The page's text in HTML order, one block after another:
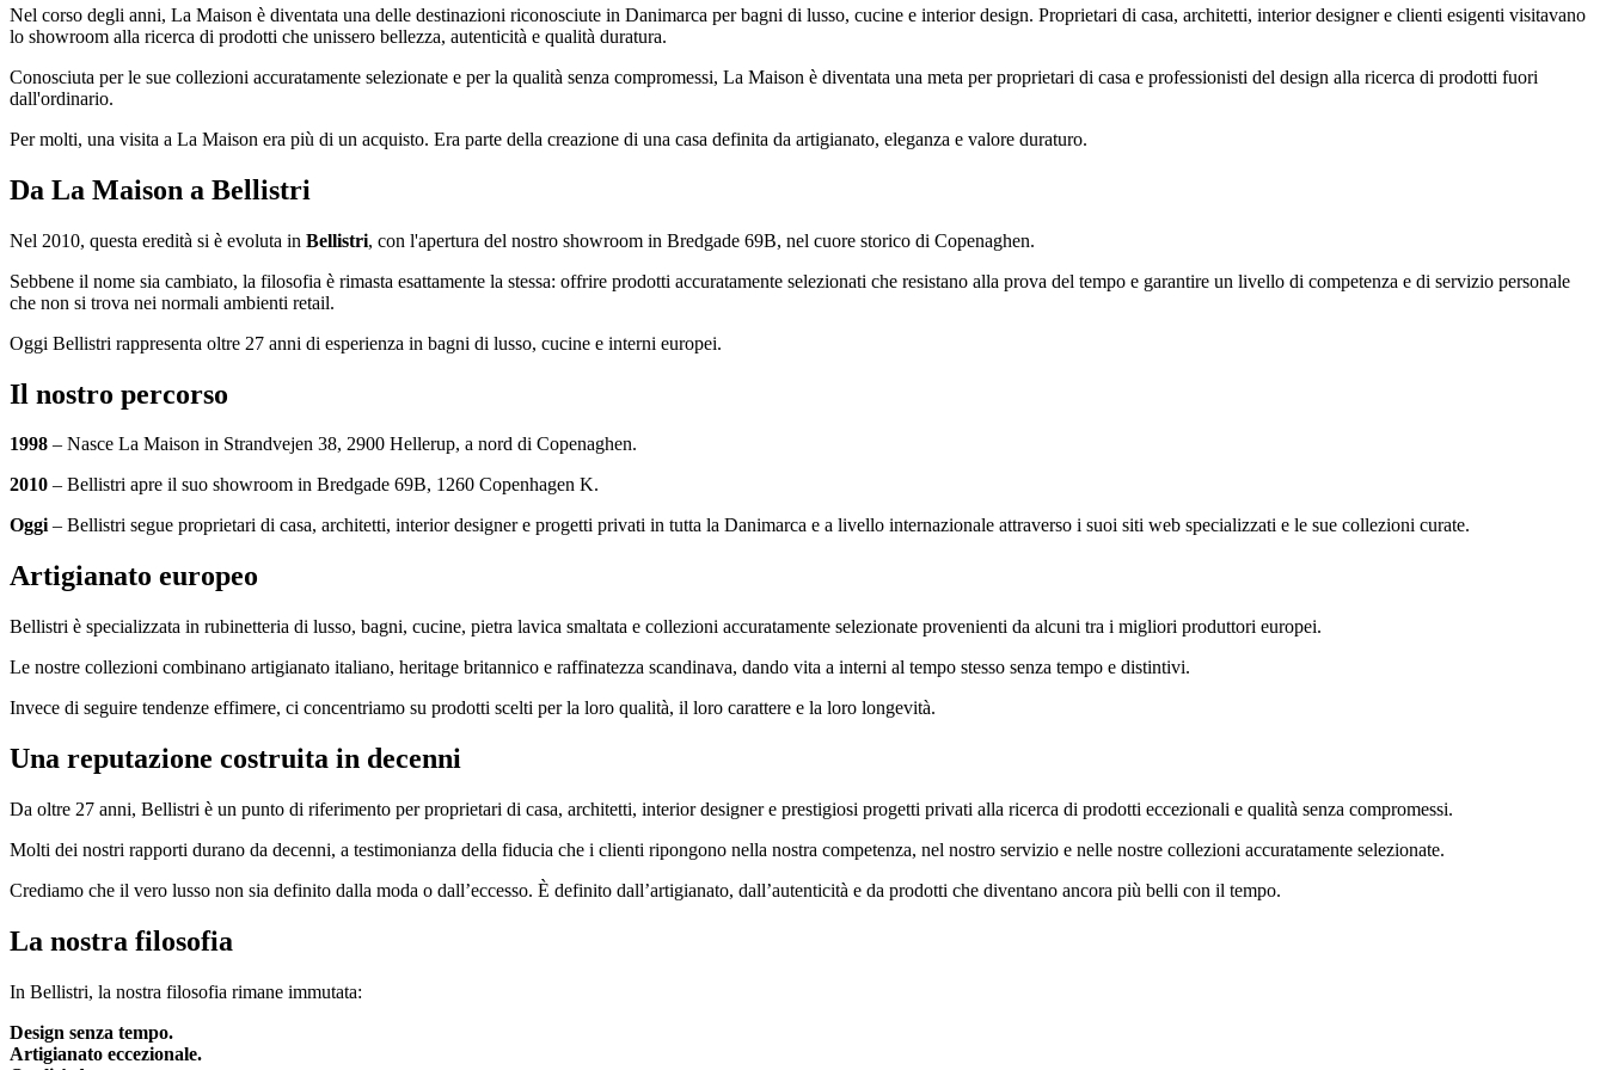
Nel corso degli anni, La Maison è diventata una delle destinazioni riconosciute in Danimarca per bagni di lusso, cucine e interior design. Proprietari di casa, architetti, interior designer e clienti esigenti visitavano
lo showroom alla ricerca di prodotti che unissero bellezza, autenticità e qualità duratura.
Conosciuta per le sue collezioni accuratamente selezionate e per la qualità senza compromessi, La Maison è diventata una meta per proprietari di casa e professionisti del design alla ricerca di prodotti fuori
dall'ordinario.
Per molti, una visita a La Maison era più di un acquisto. Era parte della creazione di una casa definita da artigianato, eleganza e valore duraturo.
Da La Maison a Bellistri
Nel 2010, questa eredità si è evoluta in Bellistri, con l'apertura del nostro showroom in Bredgade 69B, nel cuore storico di Copenaghen.
Sebbene il nome sia cambiato, la filosofia è rimasta esattamente la stessa: offrire prodotti accuratamente selezionati che resistano alla prova del tempo e garantire un livello di competenza e di servizio personale
che non si trova nei normali ambienti retail.
Oggi Bellistri rappresenta oltre 27 anni di esperienza in bagni di lusso, cucine e interni europei.
Il nostro percorso
1998 – Nasce La Maison in Strandvejen 38, 2900 Hellerup, a nord di Copenaghen.
2010 – Bellistri apre il suo showroom in Bredgade 69B, 1260 Copenhagen K.
Oggi– Bellistri segue proprietari di casa, architetti, interior designer e progetti privati in tutta la Danimarca e a livello internazionale attraverso i suoi siti web specializzati e le sue collezioni curate.
Artigianato europeo
Bellistri è specializzata in rubinetteria di lusso, bagni, cucine, pietra lavica smaltata e collezioni accuratamente selezionate provenienti da alcuni tra i migliori produttori europei.
Le nostre collezioni combinano artigianato italiano, heritage britannico e raffinatezza scandinava, dando vita a interni al tempo stesso senza tempo e distintivi.
Invece di seguire tendenze effimere, ci concentriamo su prodotti scelti per la loro qualità, il loro carattere e la loro longevità.
Una reputazione costruita in decenni
Da oltre 27 anni, Bellistri è un punto di riferimento per proprietari di casa, architetti, interior designer e prestigiosi progetti privati alla ricerca di prodotti eccezionali e qualità senza compromessi.
Molti dei nostri rapporti durano da decenni, a testimonianza della fiducia che i clienti ripongono nella nostra competenza, nel nostro servizio e nelle nostre collezioni accuratamente selezionate.
Crediamo che il vero lusso non sia definito dalla moda o dall’eccesso. È definito dall’artigianato, dall’autenticità e da prodotti che diventano ancora più belli con il tempo.
La nostra filosofia
In Bellistri, la nostra filosofia rimane immutata:
Design senza tempo.
Artigianato eccezionale.